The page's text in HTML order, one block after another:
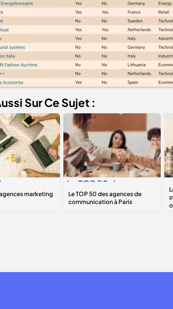
Sur Ce Sujet :
B2B
Le TOP 50 des
agences de
communication à